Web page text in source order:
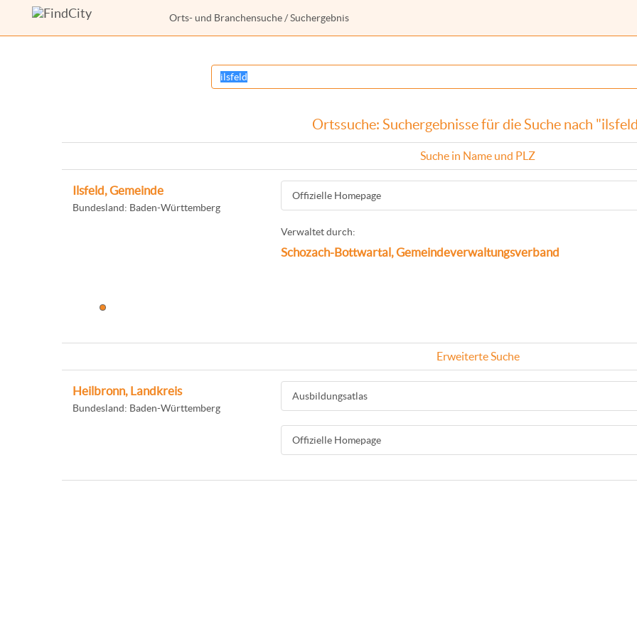
Orts- und Branchensuche / Suchergebnis
Ortssuche: Suchergebnisse für die Suche nach
Suche in Name und PLZ
Ilsfeld, Gemeinde
Bundesland: Baden-Württemberg
Offizielle Homepage
Verwaltet durch:
Schozach-Bottwartal, Gemeindeverwaltungsverband
Erweiterte Suche
Heilbronn, Landkreis
Bundesland: Baden-Württemberg
Ausbildungsatlas
Offizielle Homepage